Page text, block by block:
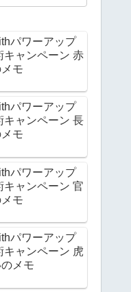
パワーアップ
キャンペーン 赤
モ
パワーアップ
キャンペーン 長
モ
パワーアップ
キャンペーン 官
モ
パワーアップ
キャンペーン 虎
メモ